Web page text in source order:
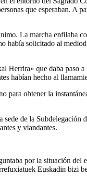
que esperaban. A
La marcha enfilaba
había solicitado al
Herrira» que daba paso a
habían hecho al
para obtener la
de la Subdelegación
y viandantes.
por la situación del
Euskadin bizi